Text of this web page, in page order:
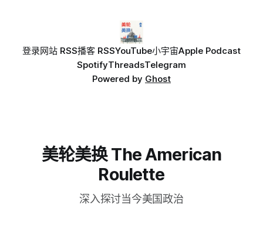
登录网站 RSS播客 RSSYouTube小宇宙Apple Podcast
SpotifyThreadsTelegram
Powered by Ghost
美轮美换 The American
Roulette
深入探讨当今美国政治